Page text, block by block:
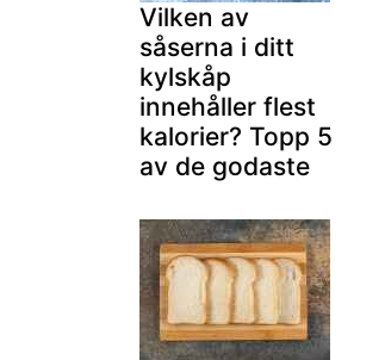
Vilken av
såserna i ditt
kylskåp
innehåller flest
kalorier? Topp 5
av de godaste